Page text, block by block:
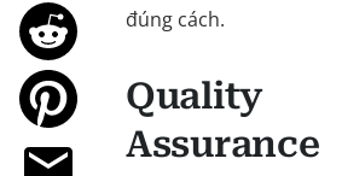
đúng cách.
Quality
Assurance